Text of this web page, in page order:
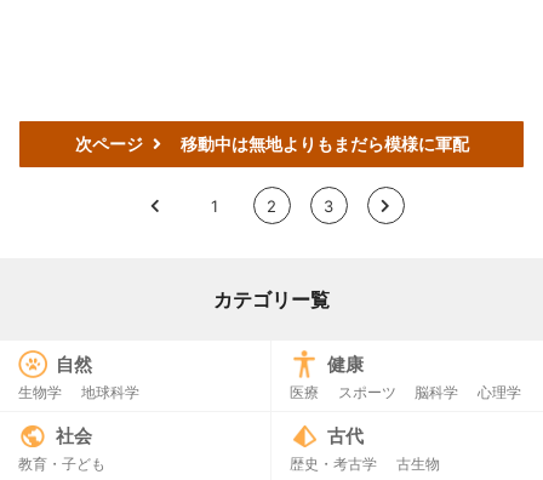
次ページ 移動中は無地よりもまだら模様に軍配
< 1 2 3 >
カテゴリー覧
自然
生物学 地球科学
健康
医療 スポーツ 脳科学 心理学
社会
教育・子ども
古代
歴史・考古学 古生物